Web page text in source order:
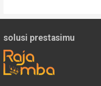
solusi prestasimu